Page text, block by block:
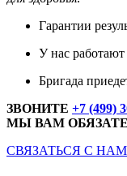
Гарантии
У нас работают
Бригада
ЗВОНИТЕ +7 (499)
МЫ ВАМ
СВЯЗАТЬСЯ С